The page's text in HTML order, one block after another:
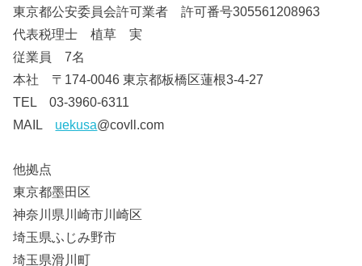
東京都公安委員会許可業者 許可番号305561208963
代表税理士 植草 実
従業員 7名
本社 〒174-0046 東京都板橋区蓮根3-4-27
TEL 03-3960-6311
MAIL uekusa@covll.com
他拠点
東京都墨田区
神奈川県川崎市川崎区
埼玉県ふじみ野市
埼玉県滑川町